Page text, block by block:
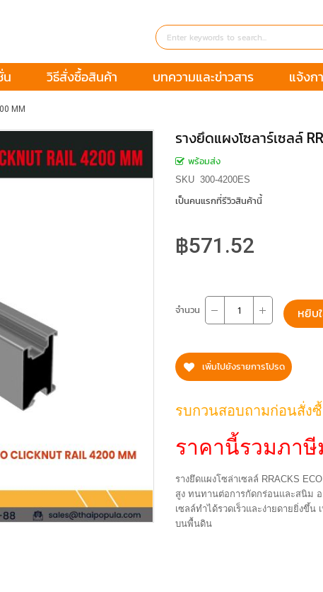
น แจ้งก
วิธีสั่งซื้อสินค้า บทความและข่าวสาร
MM
รางยึดแผงโซลาร์เซลล์
พร้อมส่ง
SKU 300-4200ES
เป็นคนแรกที่รีวิวสินค้านี้
฿571.52
จำนวน หยิบ
เพิ่มไปยังรายการโปรด
รบกวนสอบถามก่อนสั่ง
ราคานี้รวมภา
รางยึดแผงโซล่าเซลล์ RRACKS
สูง ทนทานต่อการกัดกร่อนและสนิม
เซลล์ทำได้รวดเร็วและง่ายดายยิ่งขึ้
บนพื้นดิน